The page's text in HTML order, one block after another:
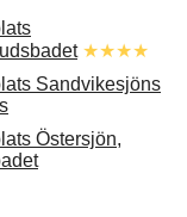
★★★★
Sandvikesjöns
Östersjön,